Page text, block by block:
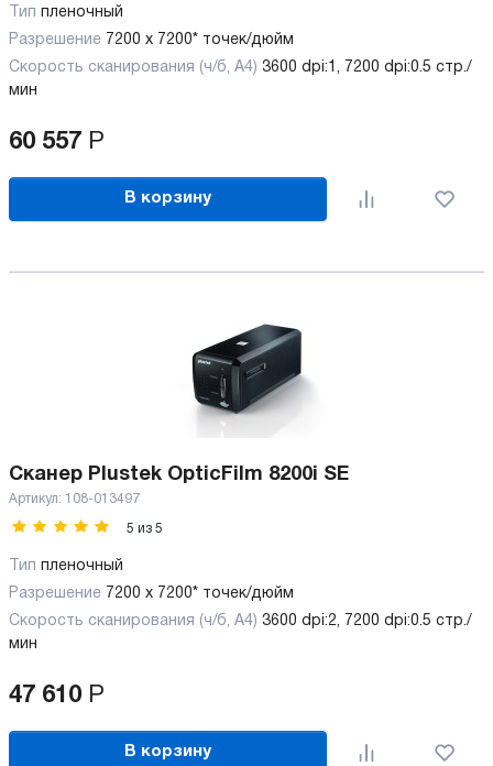
Тип пленочный
Разрешение 7200 x 7200* точек/дюйм
Скорость сканирования (ч/б, А4) 3600 dpi:1, 7200 dpi:0.5 стр./
мин
60 557 Р
В корзину
Сканер Plustek OpticFilm 8200i SE
Артикул: 108-013497
5 из 5
Тип пленочный
Разрешение 7200 x 7200* точек/дюйм
Скорость сканирования (ч/б, А4) 3600 dpi:2, 7200 dpi:0.5 стр./
мин
47 610 Р
В корзину